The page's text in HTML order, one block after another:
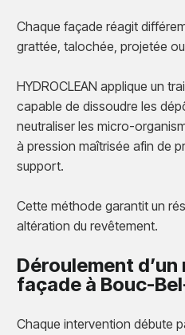
Chaque façade réagit
grattée, talochée, projetée
HYDROCLEAN applique un
capable de dissoudre les
neutraliser les micro-
à pression maîtrisée afin de
support.
Cette méthode garantit un
altération du revêtement.
Déroulement
façade à Bouc-
Chaque intervention débute